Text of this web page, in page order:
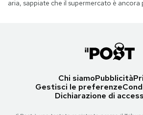
aria, sappiate che il supermercato è
Chi siamoPubblicità
Gestisci le preferenze
Dichiarazione di